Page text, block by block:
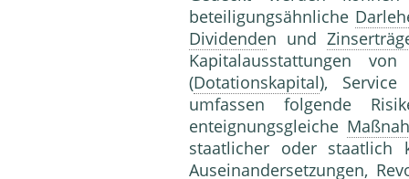
beteiligungsähnliche
Dividenden und
Kapitalausstattungen
(Dotationskapital),
umfassen folgende
enteignungsgleiche
staatlicher oder staatlich
Auseinandersetzungen,